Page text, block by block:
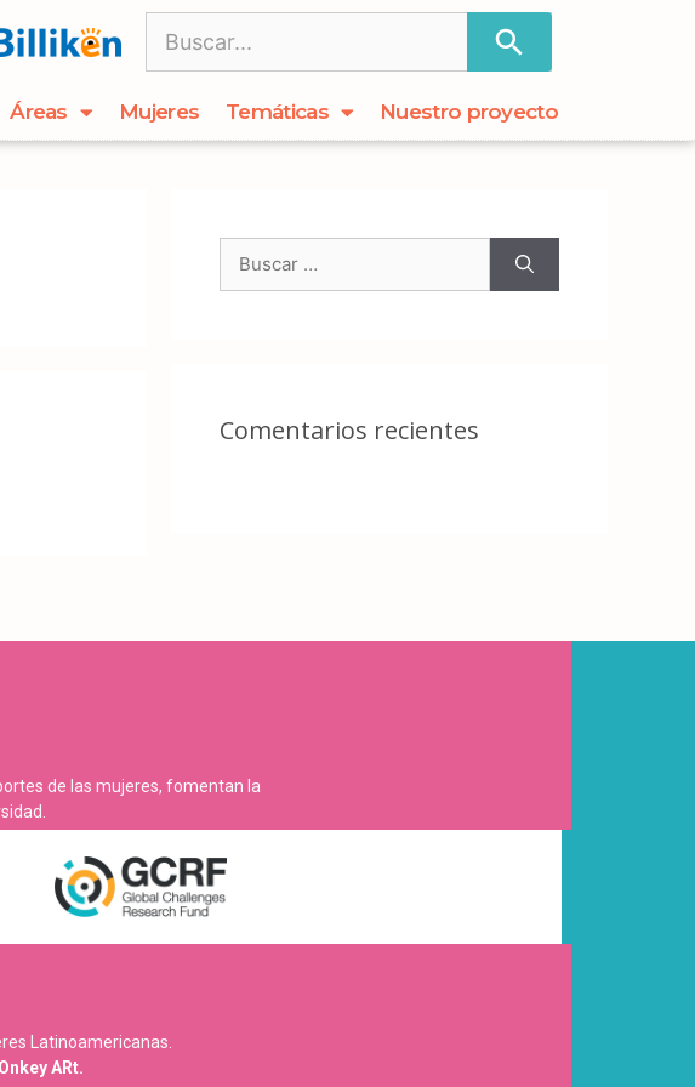
Áreas Mujeres Temáticas Nuestro proyecto
Comentarios recientes
de las mujeres, fomentan la
Latinoamericanas.
ARt.